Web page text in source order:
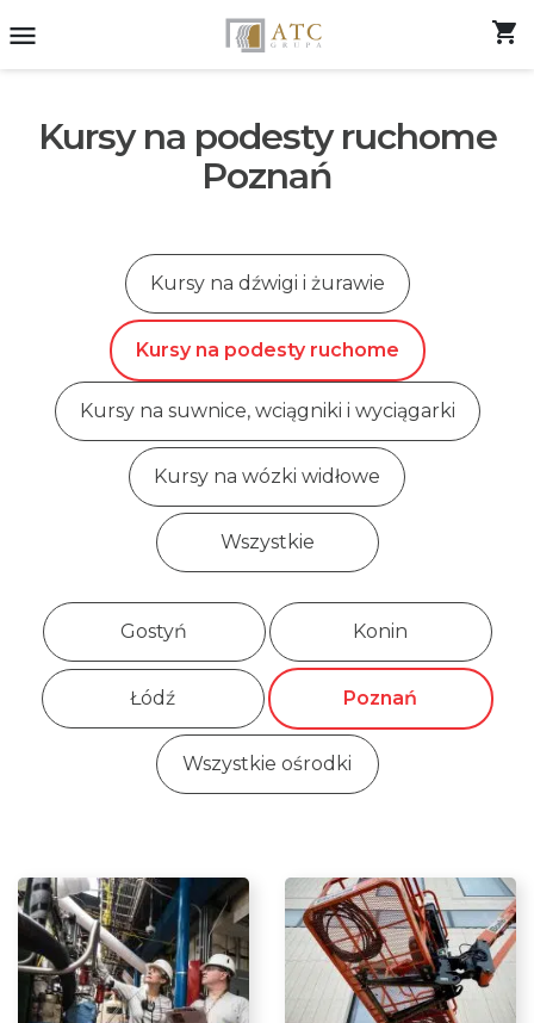
menu shopping_cart
Kursy na podesty ruchome
Poznań
Kursy na dźwigi i żurawie
Kursy na podesty ruchome
Kursy na suwnice, wciągniki i wyciągarki
Kursy na wózki widłowe
Wszystkie
Gostyń Konin
Łódź Poznań
Wszystkie ośrodki